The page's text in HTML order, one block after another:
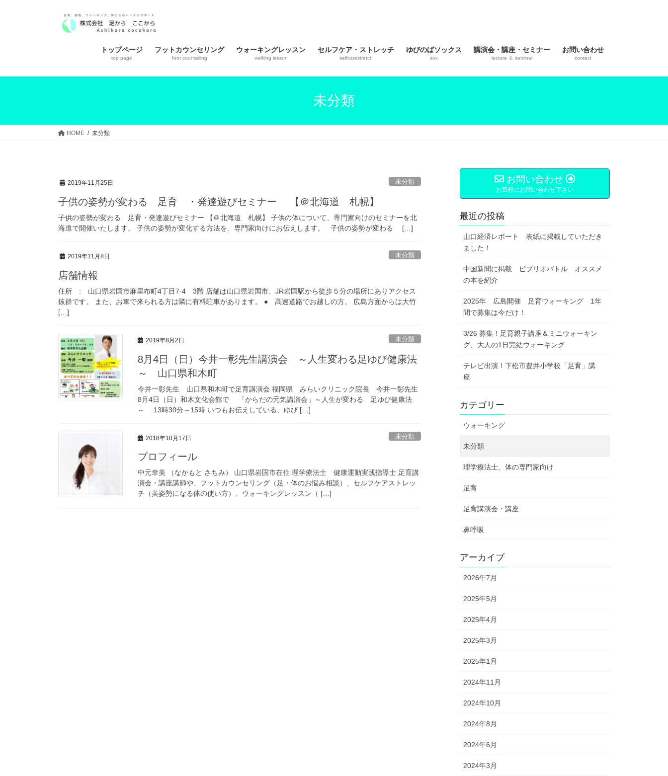
ス
ン
トップページ
top page
フットカウンセリング
foot counseling
ウォーキングレッスン
walking lesson
セルフケア・ストレッチ
selfcarestretch
ゆびのばソックス
sox
講演会・講座・セミナー
lecture ＆ seminar
お問い合わせ
contact
未分類
HOME 未分類
2019年11月25日 未分類
子供の姿勢が変わる 足育 ・発達遊びセミナー 【＠北海道 札幌】
子供の姿勢が変わる 足育・発達遊びセミナー 【＠北海道 札幌】 子供の体について、専門家向けのセミナーを北
海道で開催いたします。 子供の姿勢が変化する方法を、専門家向けにお伝えします。 子供の姿勢が変わる […]
2019年11月8日 未分類
店舗情報
住所 : 山口県岩国市麻里布町4丁目7-4 3階 店舗は山口県岩国市、JR岩国駅から徒歩５分の場所にありアクセス
抜群です。 また、お車で来られる方は隣に有料駐車があります。 ● 高速道路でお越しの方。 広島方面からは大竹
[…]
2019年8月2日 未分類
8月4日（日）今井一彰先生講演会 ～人生変わる足ゆび健康法
～ 山口県和木町
今井一彰先生 山口県和木町で足育講演会 福岡県 みらいクリニック院長 今井一彰先生
8月4日（日）和木文化会館で 「からだの元気講演会」～人生が変わる 足ゆび健康法
～ 13時30分～15時 いつもお伝えしている、ゆび […]
2018年10月17日 未分類
プロフィール
中元幸美 （なかもと さちみ） 山口県岩国市在住 理学療法士 健康運動実践指導士 足育講
演会・講座講師や、フットカウンセリング（足・体のお悩み相談）、セルフケアストレッ
チ（美姿勢になる体の使い方）、ウォーキングレッスン（ […]
お問い合わせ
お気軽にお問い合わせ下さい
最近の投稿
山口経済レポート 表紙に掲載していただき
ました！
中国新聞に掲載 ビブリオバトル オススメ
の本を紹介
2025年 広島開催 足育ウォーキング 1年
間で募集は今だけ！
3/26 募集！足育親子講座＆ミニウォーキン
グ、大人の1日完結ウォーキング
テレビ出演！下松市豊井小学校「足育」講
座
カテゴリー
ウォーキング
未分類
理学療法士、体の専門家向け
足育
足育講演会・講座
鼻呼吸
アーカイブ
2026年7月
2025年5月
2025年4月
2025年3月
2025年1月
2024年11月
2024年10月
2024年8月
2024年6月
2024年3月